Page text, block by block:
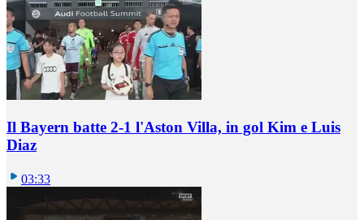
Il Bayern batte 2-1 l'Aston Villa, in gol Kim e Luis
Diaz
03:33